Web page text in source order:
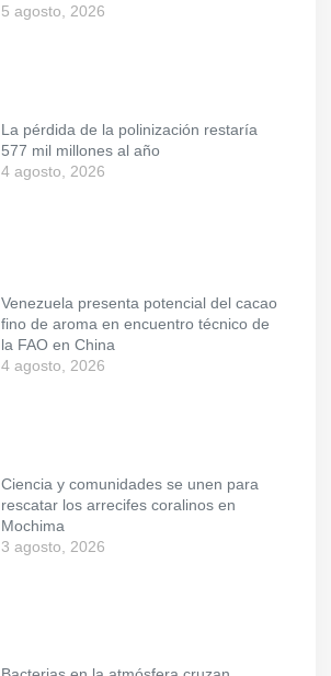
5 agosto, 2026
La pérdida de la polinización restaría
577 mil millones al año
4 agosto, 2026
Venezuela presenta potencial del cacao
fino de aroma en encuentro técnico de
la FAO en China
4 agosto, 2026
Ciencia y comunidades se unen para
rescatar los arrecifes coralinos en
Mochima
3 agosto, 2026